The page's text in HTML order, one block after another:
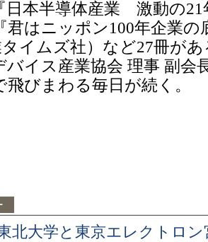
日本半導体産業 激動の
君はニッポン100年企業の
イムズ社）など27冊が
バイス産業協会 理事 副会
びまわる毎日が続く。
北大学と東京エレクトロン